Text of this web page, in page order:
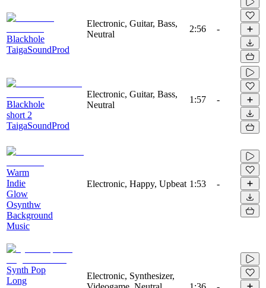
Blackhole
TaigaSoundProd
Electronic, Guitar, Bass,
Neutral
2:56 -
Blackhole
short 2
TaigaSoundProd
Electronic, Guitar, Bass,
Neutral
1:57 -
Warm
Indie
Glow
Osynthw
Background
Music
Electronic, Happy, Upbeat 1:53 -
Synth Pop
Long
Electronic, Synthesizer,